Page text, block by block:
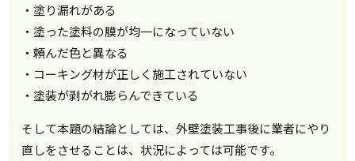
・塗り漏れがある
・塗った塗料の膜が均一になっていない
・頼んだ色と異なる
・コーキング材が正しく施工されていない
・塗装が剥がれ膨らんできている
そして本題の結論としては、外壁塗装工事後に業者にやり
直しをさせることは、状況によっては可能です。